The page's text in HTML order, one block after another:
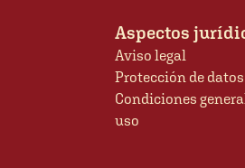
Aspectos
Aviso legal
Protección de datos
Condiciones
uso